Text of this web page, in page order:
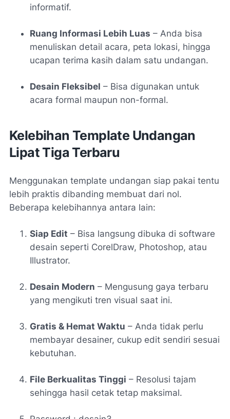
informatif.
Ruang Informasi Lebih Luas – Anda bisa
menuliskan detail acara, peta lokasi, hingga
ucapan terima kasih dalam satu undangan.
Desain Fleksibel – Bisa digunakan untuk
acara formal maupun non-formal.
Kelebihan Template Undangan
Lipat Tiga Terbaru
Menggunakan template undangan siap pakai tentu
lebih praktis dibanding membuat dari nol.
Beberapa kelebihannya antara lain:
Siap Edit – Bisa langsung dibuka di software
desain seperti CorelDraw, Photoshop, atau
Illustrator.
Desain Modern – Mengusung gaya terbaru
yang mengikuti tren visual saat ini.
Gratis & Hemat Waktu – Anda tidak perlu
membayar desainer, cukup edit sendiri sesuai
kebutuhan.
File Berkualitas Tinggi – Resolusi tajam
sehingga hasil cetak tetap maksimal.